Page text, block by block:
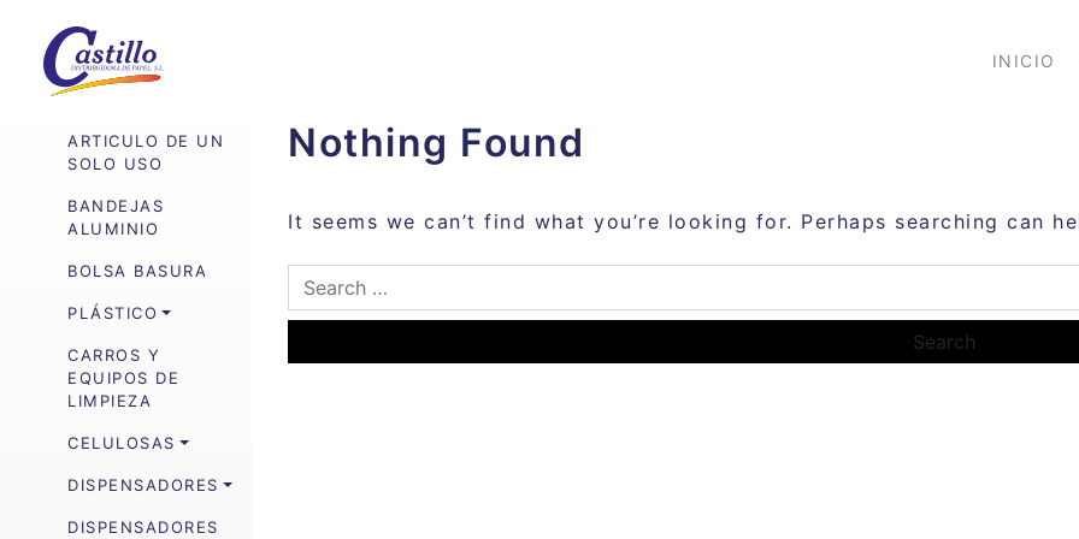
INICIO
ARTICULO DE UN
SOLO USO
BANDEJAS
ALUMINIO
BOLSA BASURA
PLÁSTICO
CARROS Y
EQUIPOS DE
LIMPIEZA
CELULOSAS
DISPENSADORES
DISPENSADORES
Nothing Found
It seems we can’t find what you’re looking for. Perhaps searching can